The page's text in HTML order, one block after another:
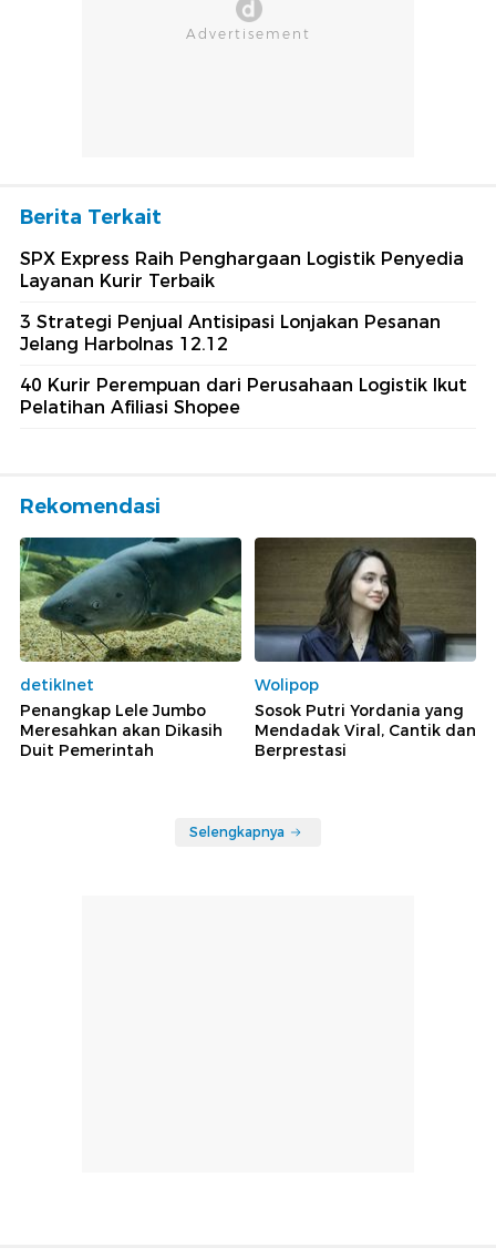
Berita Terkait
SPX Express Raih Penghargaan Logistik Penyedia
Layanan Kurir Terbaik
3 Strategi Penjual Antisipasi Lonjakan Pesanan
Jelang Harbolnas 12.12
40 Kurir Perempuan dari Perusahaan Logistik Ikut
Pelatihan Afiliasi Shopee
Rekomendasi
detikInet
Penangkap Lele Jumbo
Meresahkan akan Dikasih
Duit Pemerintah
Wolipop
Sosok Putri Yordania yang
Mendadak Viral, Cantik dan
Berprestasi
Selengkapnya